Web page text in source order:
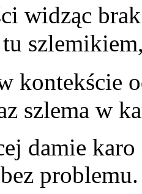
widząc
kontekście
szlema w
damie
problemu.